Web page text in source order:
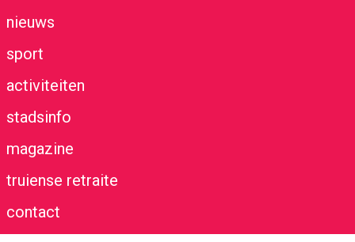
nieuws
sport
activiteiten
stadsinfo
magazine
truiense retraite
contact